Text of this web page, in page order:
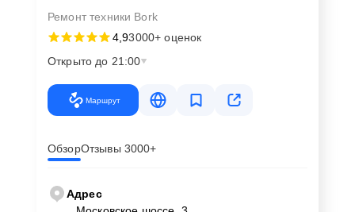
Ремонт техники Bork
4,93000+ оценок
Открыто до 21:00
Маршрут
ОбзорОтзывы 3000+
Адрес